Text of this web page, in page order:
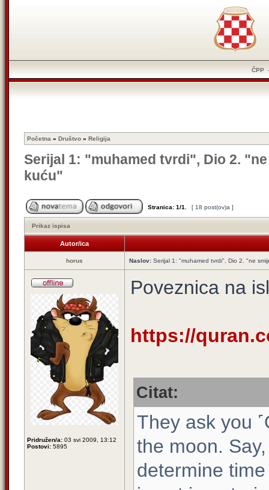
ČPP
Početna » Društvo » Religija
Serijal 1: "muhamed tvrdi", Dio 2.
kuću"
Stranica: 1/1 [ 18 post(ov)a ]
Prikaz ispisa
Autor/ica
horus Naslov: Serijal 1: "muhamed tvrdi", Dio 2. "ne
Pridružen/a: 03 svi 2009, 13:12
Postovi: 5895
Poveznica na
https://
Citat:
They ask you
the moon.
determine